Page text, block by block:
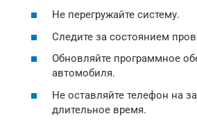
Не перегружайте систему.
Следите за состоянием
Обновляйте программное
автомобиля.
Не оставляйте телефон на
длительное время.